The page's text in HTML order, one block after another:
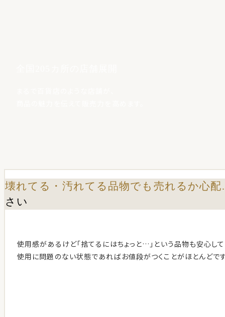
壊れてる・汚れてる品物でも売れるか心
さい
使用感があるけど「捨てるにはちょっと…」という品物も安心して
使用に問題のない状態であればお値段がつくことがほとんどです